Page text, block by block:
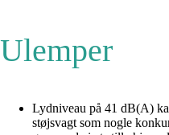
Ulemper
Lydniveau på 41 dB(A)
støjsvagt som nogle